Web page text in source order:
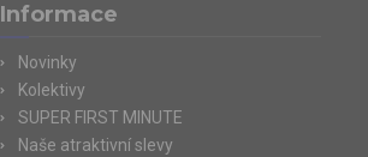
Informace
Novinky
Kolektivy
SUPER FIRST MINUTE
Naše atraktivní slevy